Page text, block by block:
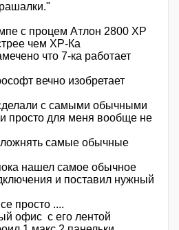
с процем Атлон 2800 XP
чем XP-Ка
что 7-ка работает
вечно изобретает
с самыми обычными
просто для меня вообще не
самые обычные
нашел самое обычное
и поставил нужный
просто ....
офис с его лентой